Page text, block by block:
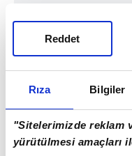
Rıza Bilgiler
"Sitelerimizde reklam
yürütülmesi amaçları
Reddet